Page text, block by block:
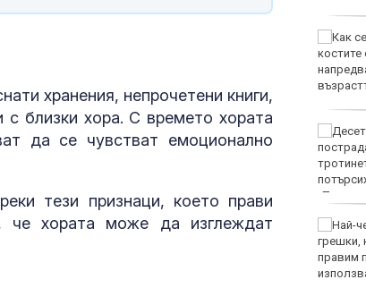
хранения, непрочетени книги,
с близки хора. С времето хората
да се чувстват емоционално
тези признаци, което прави
че хората може да изглеждат
Откриха огнище на
Африканска чума по
Сигналите ви: Лепенки